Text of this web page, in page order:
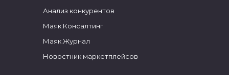
Анализ конкурентов
Маяк.Консалтинг
Маяк.Журнал
Новостник маркетплейсов